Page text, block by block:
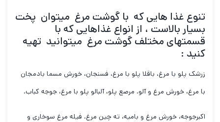
تنوع غذا هایی که با گوشت مرغ میتوان پخت
بسیار بالاست ، از انواع غذاهایی که با
قسمتهای مختلف گوشت مرغ میتوانید تهیه
کنید :
زرشک پلو با مرغ، باقلا پلو با مرغ، فسنجان، خورش مسما بادمجان
با مرغ، خورش مرغ و آلو. مرصع پلو، آلبالو پلو با مرغ، جوجه کباب.
اکبرجوجه، خورش مرغ و بامیه، ته چین مرغ. فیله مرغ سوخاری و